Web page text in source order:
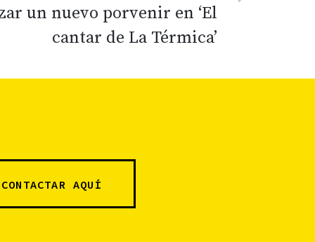
un nuevo porvenir en ‘El
cantar de La Térmica’
CONTACTAR AQUÍ